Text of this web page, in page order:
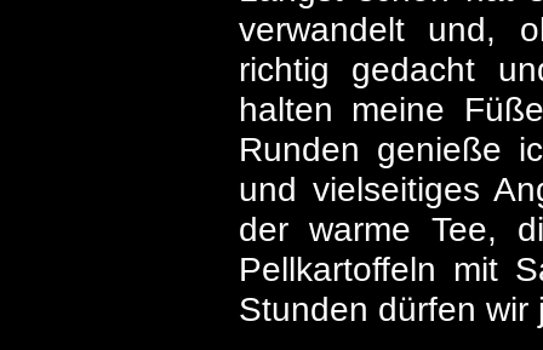
verwandelt und,
richtig gedacht
halten meine
Runden genieße
und vielseitiges
der warme Tee,
Pellkartoffeln mit
Stunden dürfen wir